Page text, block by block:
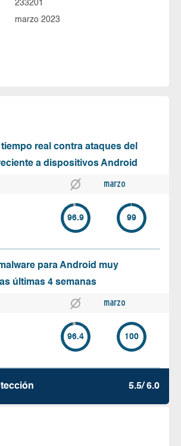
233201
marzo 2023
real contra ataques del
a dispositivos Android
marzo
96.9 99
para Android muy
últimas 4 semanas
marzo
96.4 100
5.5/ 6.0